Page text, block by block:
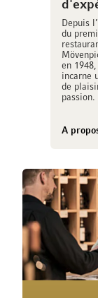
Depuis
du
en
incarne
de
passion.
A